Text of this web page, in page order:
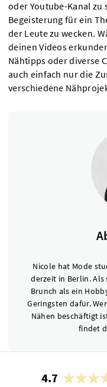
oder Youtube-Kanal
Begeisterung für ein
der Leute zu wecken.
deinen Videos
Nähtipps oder diverse
auch einfach nur die
verschiedene
Nicole hat Mode
derzeit in Berlin.
Brunch als ein
Geringsten dafür.
Nähen beschäftigt
findet
4.7